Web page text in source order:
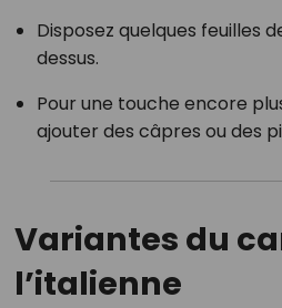
Disposez quelques feuilles
dessus.
Pour une touche encore
ajouter des câpres ou des
Variantes du
l’italienne